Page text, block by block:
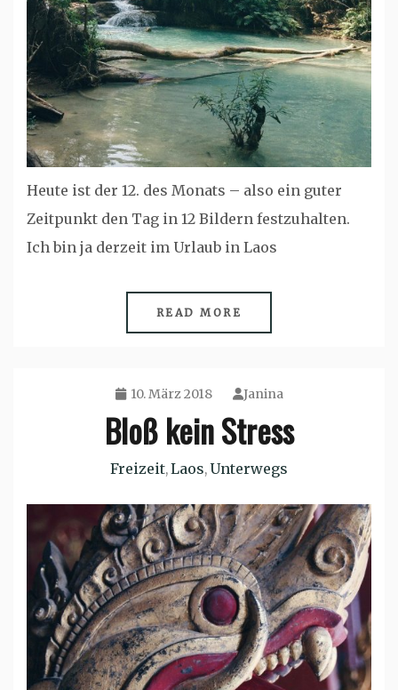
Heute ist der 12. des Monats – also ein guter
Zeitpunkt den Tag in 12 Bildern festzuhalten.
Ich bin ja derzeit im Urlaub in Laos
READ MORE
10. März 2018 Janina
Bloß kein Stress
Freizeit,Laos, Unterwegs